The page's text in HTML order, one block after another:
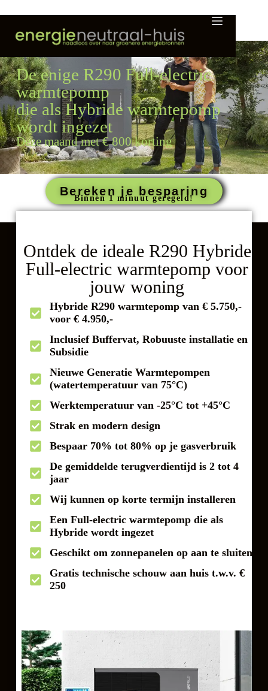
De enige R290 Full-electric
warmtepomp
die als Hybride warmtepomp
wordt ingezet
Deze maand met € 800 korting
Bereken je besparing
Binnen 1 minuut geregeld!
Ontdek de ideale R290 Hybride
Full-electric warmtepomp voor
jouw woning
Hybride R290 warmtepomp van € 5.750,-
voor € 4.950,-
Inclusief Buffervat, Robuuste installatie en
Subsidie
Nieuwe Generatie Warmtepompen
(watertemperatuur van 75°C)
Werktemperatuur van -25°C tot +45°C
Strak en modern design
Bespaar 70% tot 80% op je gasverbruik
De gemiddelde terugverdientijd is 2 tot 4
jaar
Wij kunnen op korte termijn installeren
Een Full-electric warmtepomp die als
Hybride wordt ingezet
Geschikt om zonnepanelen op aan te sluiten
Gratis technische schouw aan huis t.w.v. €
250